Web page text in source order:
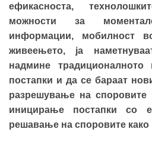
ефикасноста,
можности за
информации, мобилност
живеењето, ја
надмине
постапки и да се бараат
разрешување на споровите
иницирање постапки со
решавање на споровите како